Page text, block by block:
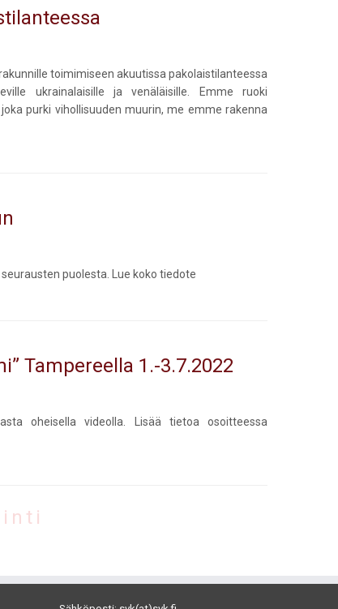
toimimiseen akuutissa pakolaistilanteessa
ukrainalaisille ja venäläisille. Emme ruoki
purki vihollisuuden muurin, me emme rakenna
puolesta. Lue koko tiedote
Tampereella 1.-3.7.2022
oheisella videolla. Lisää tietoa osoitteessa